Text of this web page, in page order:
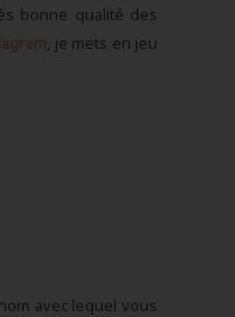
bonne qualité des
, je mets en jeu
avec lequel vous